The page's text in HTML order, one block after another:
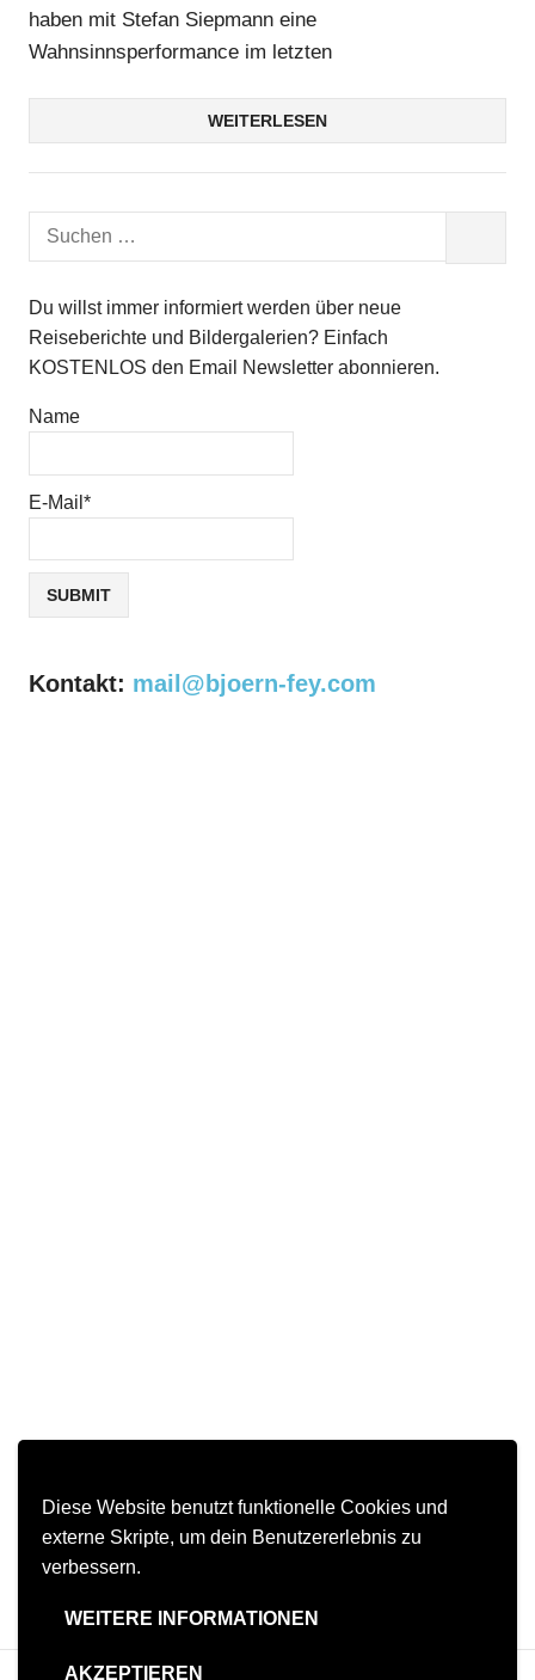
Diese Website benutzt funktionelle Cookies und
externe Skripte, um dein Benutzererlebnis zu
verbessern.
WEITERE INFORMATIONEN
AKZEPTIEREN
haben mit Stefan Siepmann eine
Wahnsinnsperformance im letzten
WEITERLESEN
Suchen
Du willst immer informiert werden über neue
Reiseberichte und Bildergalerien? Einfach
KOSTENLOS den Email Newsletter abonnieren.
Name
E-Mail*
Kontakt: mail@bjoern-fey.com